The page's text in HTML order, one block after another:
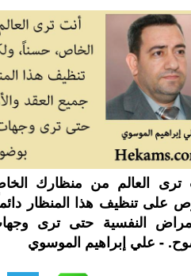
ترى العالم من منظارك
على تنظيف هذا المنظار
النفسية حتى ترى
- علي إبراهيم الموسوي